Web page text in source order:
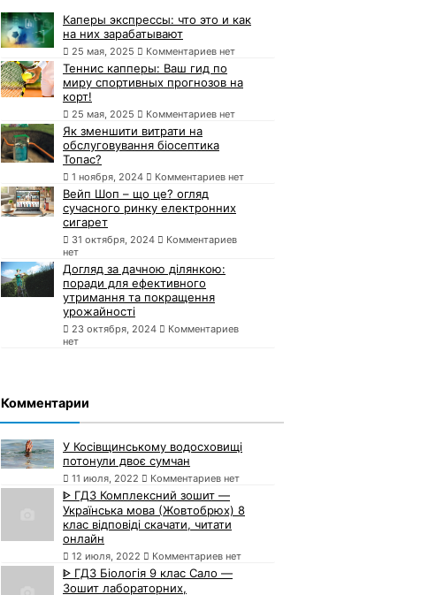
Каперы экспрессы: что это и как
на них зарабатывают
25 мая, 2025 Комментариев нет
Теннис капперы: Ваш гид по
миру спортивных прогнозов на
корт!
25 мая, 2025 Комментариев нет
Як зменшити витрати на
обслуговування біосептика
Топас?
1 ноября, 2024 Комментариев нет
Вейп Шоп – що це? огляд
сучасного ринку електронних
сигарет
31 октября, 2024
Комментариев
нет
Догляд за дачною ділянкою:
поради для ефективного
утримання та покращення
урожайності
23 октября, 2024
Комментариев
нет
Комментарии
У Косівщинському водосховищі
потонули двоє сумчан
11 июля, 2022 Комментариев нет
ᐈ ГДЗ Комплексний зошит —
Українська мова (Жовтобрюх) 8
клас відповіді скачати, читати
онлайн
12 июля, 2022 Комментариев нет
ᐈ ГДЗ Біологія 9 клас Сало —
Зошит лабораторних,